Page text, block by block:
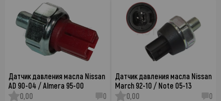
Датчик давления масла Nissan
AD 90-04 / Almera 95-00
0,00
0
Датчик давления масла Nissan
March 92-10 / Note 05-13
0,00
0